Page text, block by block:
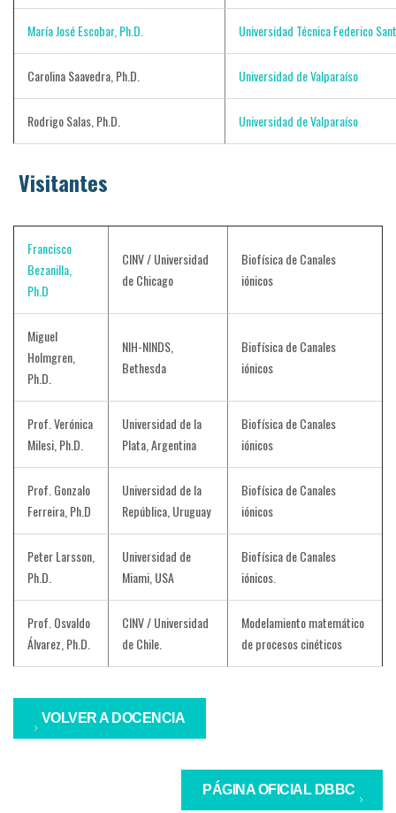
María José Escobar, Ph.D. Universidad Técnica Federico
Carolina Saavedra, Ph.D. Universidad de Valparaíso
Rodrigo Salas, Ph.D. Universidad de Valparaíso
Visitantes
Francisco
Bezanilla,
Ph.D
CINV / Universidad
de Chicago
Biofísica de Canales
iónicos
Miguel
Holmgren,
Ph.D.
NIH-NINDS,
Bethesda
Biofísica de Canales
iónicos
Prof. Verónica
Milesi, Ph.D.
Universidad de la
Plata, Argentina
Biofísica de Canales
iónicos
Prof. Gonzalo
Ferreira, Ph.D
Universidad de la
República, Uruguay
Biofísica de Canales
iónicos
Peter Larsson,
Ph.D.
Universidad de
Miami, USA
Biofísica de Canales
iónicos.
Prof. Osvaldo
Álvarez, Ph.D.
CINV / Universidad
de Chile.
Modelamiento matemático
de procesos cinéticos
VOLVER A DOCENCIA
PÁGINA OFICIAL DBBC